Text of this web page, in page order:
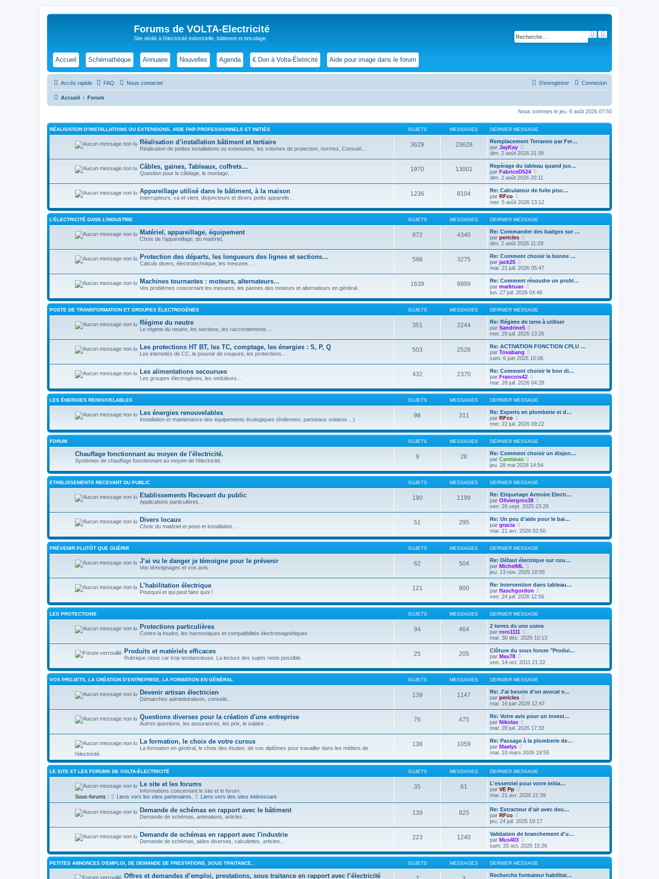
Forums de VOLTA-Electricité
Site dédié à l'électricité industrielle, bâtiment et bricolage.
e
h
r
e
h
a
v
c
e
Accueil Schémathèque Annuaire Nouvelles Agenda € Don à Volta-Életricité Aide pour image dans le forum
Accès rapide FAQ Nous contacter Connexion
S’enregistrer
Accueil Forum
Nous sommes le jeu. 6 août 2026 07:50
RÉALISATION D’INSTALLATIONS OU EXTENSIONS, AIDE PAR PROFESSIONNELS ET INITIÉS SUJETS MESSAGES DERNIER MESSAGE
Réalisation d’installation bâtiment et tertiaire
Réalisation de petites installations ou extensions, les volumes de protection, normes, Consuel…
3629 23628
Remplacement Terraneo par Fer…
par JayKay
o
i
r
l
e
r
n
i
e
r
m
e
s
s
a
e
dim. 2 août 2026 21:38
Câbles, gaines, Tableaux, coffrets…
Question pour le câblage, le montage…
1970 13001
Repérage du tableau quand jus…
par FabriceD524
o
i
r
e
e
n
i
r
e
s
s
a
e
dim. 2 août 2026 20:11
Appareillage utilisé dans le bâtiment, à la maison
Interrupteurs, va et vient, disjoncteurs et divers petits appareils…
1236 8104
Re: Calculateur de fuite pisc…
par RFco
o
i
r
l
e
d
e
r
n
i
e
r
s
s
a
g
e
mer. 5 août 2026 13:12
L’ÉLECTRICITÉ DANS L’INDUSTRIE SUJETS MESSAGES DERNIER MESSAGE
Matériel, appareillage, équipement
Choix de l’appareillage, du matériel,
872 4340
Re: Commander des badges sur …
par pericles
o
i
r
e
r
n
i
e
r
m
s
s
a
e
dim. 2 août 2026 11:29
Protection des départs, les longueurs des lignes et sections…
Calculs divers, électrotechnique, les mesures…
598 3275
Re: Comment choisir la bonne …
par jack25
o
i
r
l
e
e
r
n
i
e
r
e
s
s
a
e
mar. 21 juil. 2026 05:47
Machines tournantes : moteurs, alternateurs...
Vos problèmes concernant les mesures, les pannes des moteurs et alternateurs en général.
1639 9999
Re: Comment résoudre un probl…
par marktuan
o
i
r
l
e
d
r
n
i
r
e
s
s
a
g
e
lun. 27 juil. 2026 04:46
POSTE DE TRANSFORMATION ET GROUPES ÉLECTROGÈNES SUJETS MESSAGES DERNIER MESSAGE
Régime du neutre
Le régime du neutre, les sections, les raccordements…
351 2244
Re: Régime de terre à utiliser
par Sandrine5
o
i
r
e
r
n
i
e
r
m
e
s
s
a
g
e
mer. 29 juil. 2026 13:26
Les protections HT BT, les TC, comptage, les énergies : S, P, Q
Les intensités de CC, le pouvoir de coupure, les protections…
503 2528
Re: ACTIVATION FONCTION CPLU …
par Tovabang
o
i
r
l
e
e
r
n
i
r
e
s
s
a
e
sam. 6 juin 2026 10:06
Les alimentations secourues
Les groupes électrogènes, les onduleurs…
432 2370
Re: Comment choisir le bon di…
par Francois42
o
i
r
l
e
d
r
n
i
e
r
m
s
s
a
g
e
mar. 28 juil. 2026 04:28
LES ÉNERGIES RENOUVELABLES SUJETS MESSAGES DERNIER MESSAGE
Les énergies renouvelables
Installation et maintenance des équipements écologiques (éoliennes, panneaux solaires ...)
98 311
Re: Experts en plomberie et d…
par RFco
o
i
r
l
e
d
e
r
n
i
e
r
m
e
s
s
a
e
mer. 22 juil. 2026 09:22
FORUM SUJETS MESSAGES DERNIER MESSAGE
Chauffage fonctionnant au moyen de l'électricité.
Systèmes de chauffage fonctionnant au moyen de l'électricité.
9 26
Re: Comment choisir un disjon…
par Carminas
o
i
r
l
e
d
e
r
n
i
r
e
s
s
a
e
jeu. 28 mai 2026 14:54
ETABLISSEMENTS RECEVANT DU PUBLIC SUJETS MESSAGES DERNIER MESSAGE
Etablissements Recevant du public
Applications particulières…
190 1199
Re: Etiquetage Armoire Electr…
par Oliviergros38
o
i
r
e
e
n
i
r
s
s
a
g
ven. 26 sept. 2025 23:29
Divers locaux
Choix du matériel et pose et installation…
51 295
Re: Un peu d'aide pour le bai…
par gracia
o
i
r
l
e
d
r
n
i
e
r
e
s
s
a
g
e
mar. 21 avr. 2026 02:50
PRÉVENIR PLUTÔT QUE GUÉRIR SUJETS MESSAGES DERNIER MESSAGE
J’ai vu le danger je témoigne pour le prévenir
Vos témoignages et vos avis
62 504
Re: Défaut électrique sur cou…
par MichelML
o
i
r
l
e
e
r
n
i
r
e
s
s
a
g
e
jeu. 13 nov. 2025 18:55
L’habilitation électrique
Pourquoi et qui peut faire quoi !
121 900
Re: Intervention dans tableau…
par flaschgordon
o
i
r
e
d
r
n
i
r
e
s
a
e
ven. 24 juil. 2026 12:56
LES PROTECTIONS SUJETS MESSAGES DERNIER MESSAGE
Protections particulières
Contre la foudre, les harmoniques et compatibilités électromagnétiques
94 464
2 terres ds une usine
par roro1111
o
i
r
e
e
r
n
i
r
s
s
a
e
mar. 30 déc. 2025 10:13
Produits et matériels efficaces
Rubrique close car trop tendancieuse. La lecture des sujets reste possible.
25 205
Clôture du sous forum "Produi…
par Max78
o
i
r
l
e
d
e
r
n
i
e
r
e
s
s
a
g
e
ven. 14 oct. 2011 21:22
VOS PROJETS, LA CRÉATION D’ENTREPRISE, LA FORMATION EN GÉNÉRAL SUJETS MESSAGES DERNIER MESSAGE
Devenir artisan électricien
Démarches administratives, conseils…
139 1147
Re: J'ai besoin d'un avocat e…
par pericles
o
i
r
l
e
e
r
n
i
e
r
m
e
s
a
g
e
mar. 16 juin 2026 12:47
Questions diverses pour la création d'une entreprise
Autres questions, les assurances, les prix, le salaire …
76 475
Re: Votre avis pour un invest…
par Nikolas
o
i
r
e
e
r
n
e
r
m
e
s
a
g
e
mar. 28 juil. 2026 17:33
La formation, le choix de votre cursus
La formation en général, le choix des études, de vos diplômes pour travailler dans les métiers de
l’électricité.
138 1059
Re: Passage à la plomberie de…
par Maelys
o
r
l
d
e
r
n
i
e
m
e
s
a
g
e
mar. 10 mars 2026 19:55
LE SITE ET LES FORUMS DE VOLTA-ÉLECTRICITÉ SUJETS MESSAGES DERNIER MESSAGE
Le site et les forums
Informations concernant le site et le forum.
Sous-forums :
Liens vers les sites partenaires Liens vers des sites intéressant
35 61
L'essentiel pour votre initia…
par VE Pp
o
l
e
d
e
r
n
i
e
r
m
e
s
mar. 21 avr. 2026 21:39
Demande de schémas en rapport avec le bâtiment
Demande de schémas, animations, articles...
139 825
Re: Extracteur d'air avec deu…
par RFco
o
i
r
e
e
r
n
i
jeu. 24 juil. 2025 19:17
Demande de schémas en rapport avec l'industrie
Demande de schémas, aides diverses, calculettes, articles...
223 1240
Validation de branchement d'u…
par Mus403
o
i
r
l
e
d
sam. 25 oct. 2025 15:26
PETITES ANNONCES D'EMPLOI, DE DEMANDE DE PRESTATIONS, SOUS TRAITANCE... SUJETS MESSAGES DERNIER MESSAGE
Offres et demandes d’emploi, prestations, sous traitance en rapport avec l’électricité
Recherche formateur habilitat…